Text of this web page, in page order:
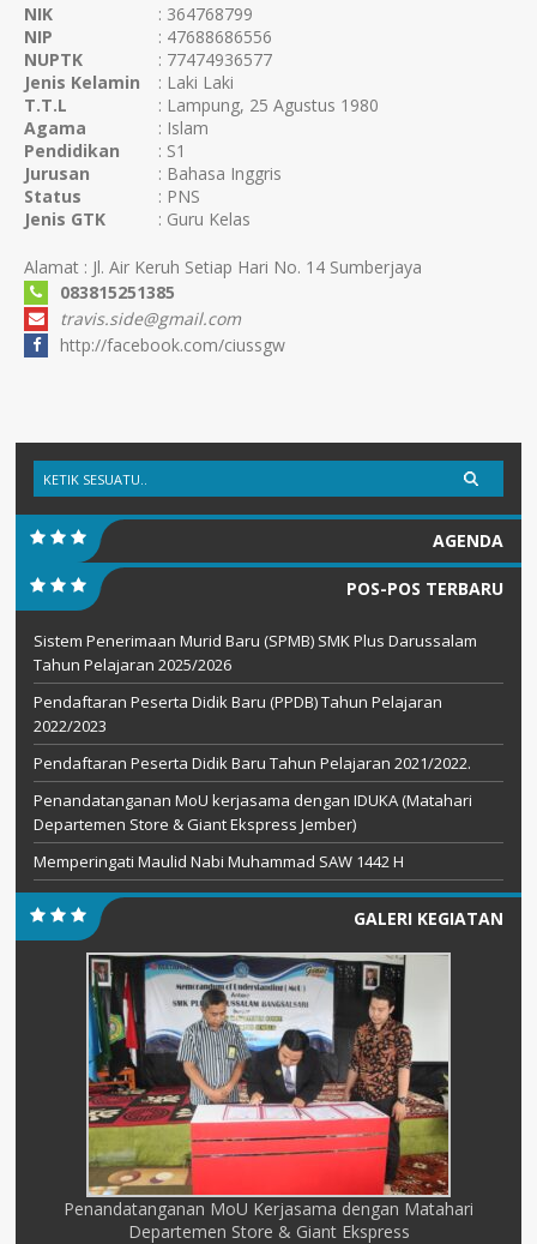
NIK
: 364768799
NIP
: 47688686556
NUPTK
: 77474936577
Jenis Kelamin
: Laki Laki
T.T.L
: Lampung, 25 Agustus 1980
Agama
: Islam
Pendidikan
: S1
Jurusan
: Bahasa Inggris
Status
: PNS
Jenis GTK
: Guru Kelas
Alamat : Jl. Air Keruh Setiap Hari No. 14 Sumberjaya
083815251385
travis.side@gmail.com
http://facebook.com/ciussgw
AGENDA
POS-POS TERBARU
Sistem Penerimaan Murid Baru (SPMB) SMK Plus Darussalam
Tahun Pelajaran 2025/2026
Pendaftaran Peserta Didik Baru (PPDB) Tahun Pelajaran
2022/2023
Pendaftaran Peserta Didik Baru Tahun Pelajaran 2021/2022.
Penandatanganan MoU kerjasama dengan IDUKA (Matahari
Departemen Store & Giant Ekspress Jember)
Memperingati Maulid Nabi Muhammad SAW 1442 H
GALERI KEGIATAN
Penandatanganan MoU Kerjasama dengan Matahari
Departemen Store & Giant Ekspress